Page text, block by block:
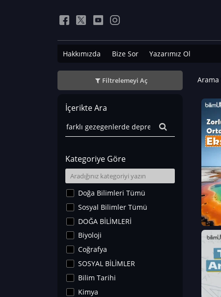
Hakkımızda Bize Sor Yazarımız Ol
Filtrelemeyi Aç
İçerikte Ara
Kategoriye Göre
Doğa Bilimleri Tümü
Sosyal Bilimler Tümü
DOĞA BİLİMLERİ
Biyoloji
Coğrafya
SOSYAL BİLİMLER
Bilim Tarihi
Kimya
Arama